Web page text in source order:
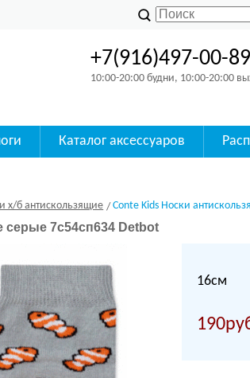
+7(916)497-00-89
10:00-20:00 будни, 10:00-20:00
Каталог аксессуаров
х/б антискользящие Conte Kids Носки
7с54сп634 Detbot
16см
190